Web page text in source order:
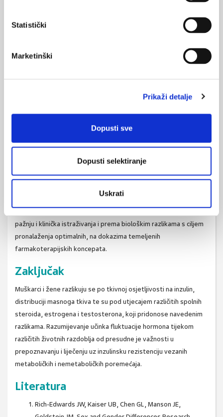
Statistički
Marketinški
Prikaži detalje
Dopusti sve
Dopusti selektiranje
Uskrati
uspjeha liječenja (tablica 1.).
žena generativne dobi oboljelih od šećerne bolesti tipa 1, gdje
se zahtjevi za inzulinom mijenjaju ovisno o fazi menstrualnog
spol. Primjerice, prema recentno objavljenim podacima,GLP-
1RA(agonistiglucagon-like peptide-1 receptora)pridodani na
metformin mogu pružiti bolju kardiovaskularnu zaštitu
muškarce, dok je kardioprotektivno djelovanje SGLT-2
inhibitora (inhibitori suprijenosnika natrija-glukoze 2, engl.
sodium-glucose co-transporter 2 inhibitors), čini se, manje
učestalost nuspojava vezanih uz primjenu različitih
pažnju i klinička istraživanja i prema biološkim razlikama s ciljem
pronalaženja optimalnih, na dokazima temeljenih
farmakoterapijskih koncepata.
Zaključak
Muškarci i žene razlikuju se po tkivnoj osjetljivosti na inzulin,
distribuciji masnoga tkiva te su pod utjecajem različitih spolnih
steroida, estrogena i testosterona, koji pridonose navedenim
razlikama. Razumijevanje učinka fluktuacije hormona tijekom
različitih životnih razdoblja od presudne je važnosti u
prepoznavanju i liječenju uz inzulinsku rezistenciju vezanih
metaboličkih i nemetaboličkih poremećaja.
Literatura
Rich-Edwards JW, Kaiser UB, Chen GL, Manson JE,